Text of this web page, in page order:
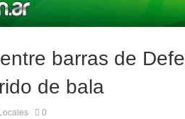
barras de
de bala
Locales 0